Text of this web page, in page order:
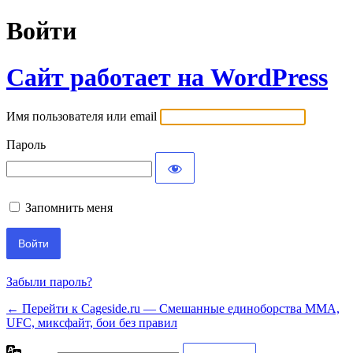
Войти
Сайт работает на WordPress
Имя пользователя или email
Пароль
Запомнить меня
Забыли пароль?
← Перейти к Cageside.ru — Смешанные единоборства MMA,
UFC, миксфайт, бои без правил